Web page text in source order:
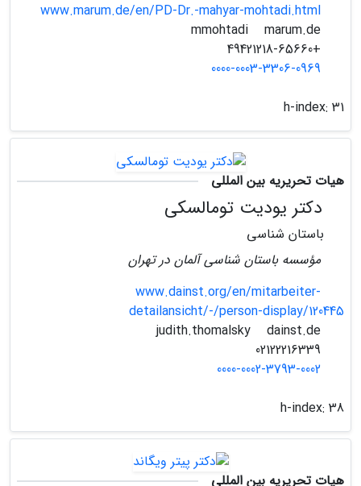
www.marum.de/en/PD-Dr.-mahyar-mohtadi.html
marum.de
+49421218-65660
0000-0003-3306-0969
h-index: 31
هیات تحریریه بین المللی
دکتر یودیت تومالسکی
باستان شناسی
مؤسسه باستان شناسی آلمان در تهران
www.dainst.org/en/mitarbeiter-
detailansicht/-/person-display/120445
dainst.de
0000-0002-3793-0002
h-index: 38
هیات تحریریه بین المللی